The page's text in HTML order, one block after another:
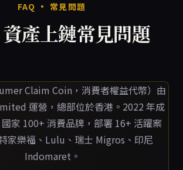
FAQ · 常見問題
產上鏈常見問題
Claim Coin，消費者權益代幣）由
運營，總部位於香港。2022 年成
家 100+ 消費品牌，部署 16+ 活躍案
家樂福、Lulu、瑞士 Migros、印尼
Indomaret。